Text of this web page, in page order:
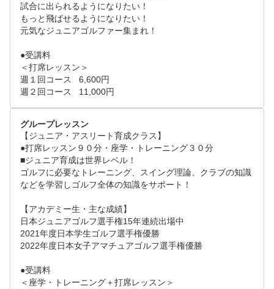
試合に出られるようになりたい！
もっと飛ばせるようになりたい！
元気なジュニアゴルファー集まれ！
●受講料
＜打席レッスン＞
週１回コース	6,600円
週２回コース	11,000円
グループレッスン
【ジュニア・アスリート育成クラス】
●打席レッスン９０分・座学・トレーニング３０分
■ジュニア育成は世界レベル！
ゴルフに必要なトレーニング、スイング理論、クラブの知識
などを学習しゴルフ全体の知識をサポート！
【アカデミー生・主な成績】
日本ジュニアゴルフ選手権15年連続出場中
2021年度日本学生ゴルフ選手権優勝
2022年度日本女子アマチュアゴルフ選手権優勝
●受講料
＜座学・トレーニング＋打席レッスン＞